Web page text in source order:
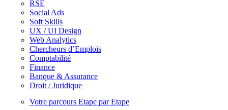
RSE
Social Ads
Soft Skills
UX / UI Design
Web Analytics
Chercheurs d’Emplois
Comptabilité
Finance
Banque & Assurance
Droit / Juridique
Votre parcours Etape par Etape